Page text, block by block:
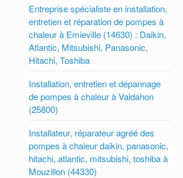
Entreprise spécialiste en installation,
entretien et réparation de pompes à
chaleur à Emieville (14630) : Daikin,
Atlantic, Mitsubishi, Panasonic,
Hitachi, Toshiba
Installation, entretien et dépannage
de pompes à chaleur à Valdahon
(25800)
Installateur, réparateur agréé des
pompes à chaleur daikin, panasonic,
hitachi, atlantic, mitsubishi, toshiba à
Mouzillon (44330)